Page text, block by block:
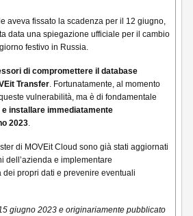
aveva fissato la scadenza per il 12 giugno,
data una spiegazione ufficiale per il cambio
festivo in Russia.
di compromettere il database
Transfer. Fortunatamente, al momento
vulnerabilità, ma è di fondamentale
installare immediatamente
2023.
di MOVEit Cloud sono già stati aggiornati
dell’azienda e implementare
dei propri dati e prevenire eventuali
giugno 2023 e originariamente pubblicato